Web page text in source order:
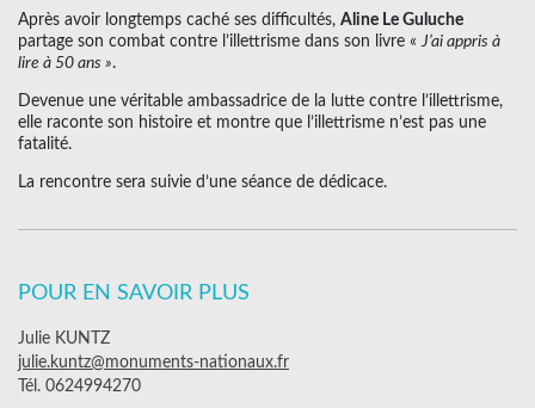
Après avoir longtemps caché ses difficultés, Aline Le Guluche
partage son combat contre l’illettrisme dans son livre «J’ai appris à
lire à 50 ans ».
Devenue une véritable ambassadrice de la lutte contre l’illettrisme,
elle raconte son histoire et montre que l’illettrisme n’est pas une
fatalité.
La rencontre sera suivie d’une séance de dédicace.
POUR EN SAVOIR PLUS
Julie KUNTZ
julie.kuntz@monuments-nationaux.fr
Tél. 0624994270